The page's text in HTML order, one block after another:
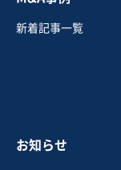
新着記事一覧
お知らせ